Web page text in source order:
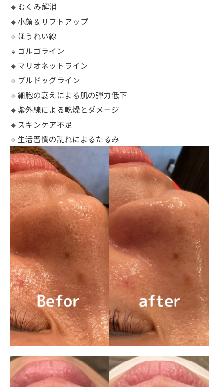
🔹むくみ解消
🔹小顔＆リフトアップ
🔹ほうれい線
🔹ゴルゴライン
🔹マリオネットライン
🔹ブルドッグライン
🔹細胞の衰えによる肌の弾力低下
🔹紫外線による乾燥とダメージ
🔹スキンケア不足
🔹生活習慣の乱れによるたるみ